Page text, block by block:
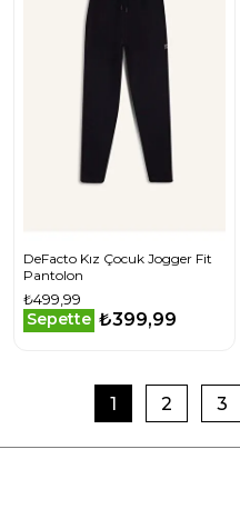
DeFacto Kız Çocuk Jogger Fit
Pantolon
₺499,99
Sepette ₺399,99
1 2 3